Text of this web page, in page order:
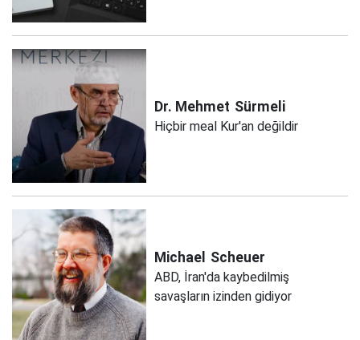
Dr. Mehmet Sürmeli
Hiçbir meal Kur'an değildir
Michael Scheuer
ABD, İran'da kaybedilmiş
savaşların izinden gidiyor